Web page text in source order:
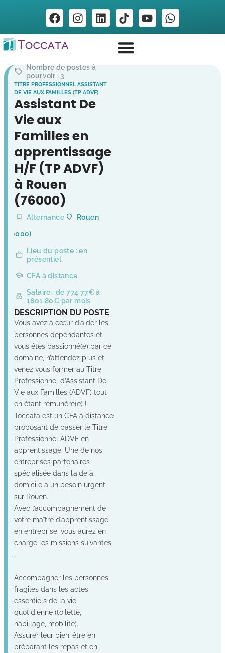
Nombre de postes à
pourvoir : 3
TITRE PROFESSIONNEL ASSISTANT
DE VIE AUX FAMILLES (TP ADVF)
Assistant De
Vie aux
Familles en
apprentissage
H/F (TP ADVF)
à Rouen
(76000)
Alternance
Rouen
(76000)
Lieu du poste : en
présentiel
CFA à distance
Salaire : de 774,77€ à
1801,80€ par mois
DESCRIPTION DU POSTE
Vous avez à cœur d’aider les
personnes dépendantes et
vous êtes passionné(e) par ce
domaine, n’attendez plus et
venez vous former au Titre
Professionnel d’Assistant De
Vie aux Familles (ADVF) tout
en étant rémunéré(e) !
Toccata est un CFA à distance
proposant de passer le Titre
Professionnel ADVF en
apprentissage. Une de nos
entreprises partenaires
spécialisée dans l’aide à
domicile a un besoin urgent
sur Rouen.
Avec l’accompagnement de
votre maître d’apprentissage
en entreprise, vous aurez en
charge les missions suivantes
:
Accompagner les personnes
fragiles dans les actes
essentiels de la vie
quotidienne (toilette,
habillage, mobilité).
Assurer leur bien-être en
préparant les repas et en